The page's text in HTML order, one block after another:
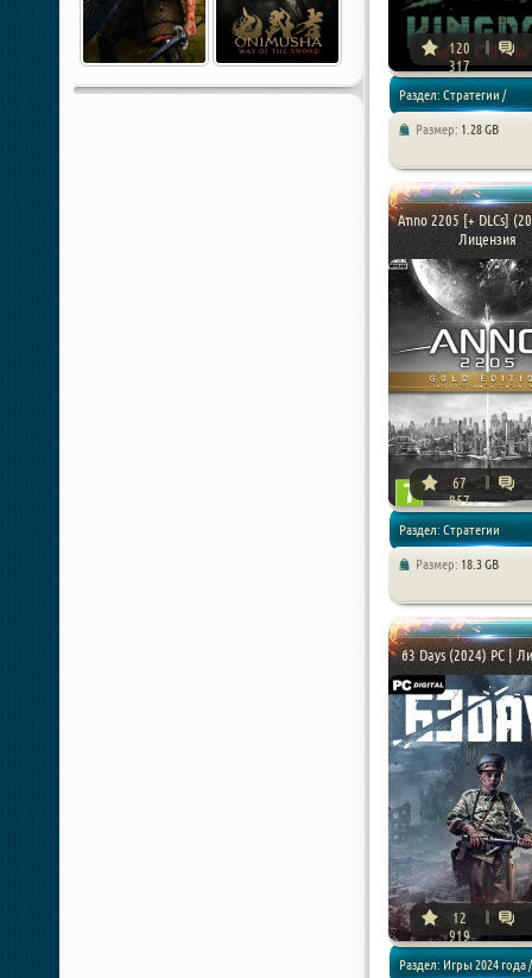
120
317
Раздел: Стратегии /
Размер: 1.28 GB
Anno 2205 [+ DLCs]
Лицензия
67
857
Раздел: Стратегии
Размер: 18.3 GB
63 Days (2024) PC |
12
919
Раздел: Игры 2024 года /